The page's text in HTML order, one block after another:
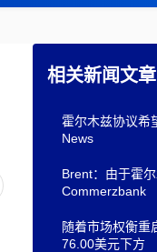
相关新闻文章
霍尔木兹协议
News
Brent：由于霍
Commerzbank
随着市场权衡重
76.00美元下方